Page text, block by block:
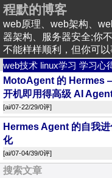
程默的博客
web原理、web架构、
器架构、服务器安全;你
不能样样顺利，但你可
web技术 linux学习 学习心
MotoAgent 的 Hermes
开机即用得高级 AI
[ai/07-22/29/0评]
Hermes Agent 的自我
化
[ai/07-04/39/0评]
搜索文章